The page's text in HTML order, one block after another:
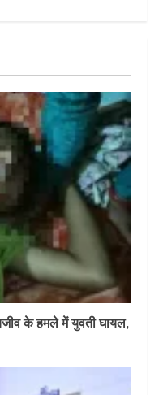
के हमले में युवती घायल,